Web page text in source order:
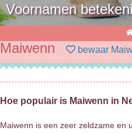
Voornamen
Maiwenn bewaar
Hoe populair is Maiwenn in
Maiwenn is een zeer zeldzame en